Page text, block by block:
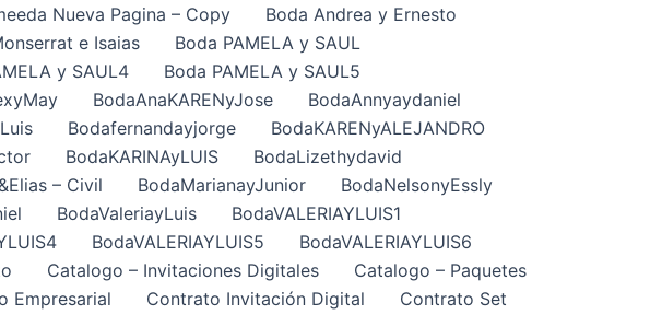
Nueva Pagina – Copy
Boda Andrea y Ernesto
e Isaias
Boda PAMELA y SAUL
y SAUL4
Boda PAMELA y SAUL5
BodaAnaKARENyJose
BodaAnnyaydaniel
Bodafernandayjorge
BodaKARENyALEJANDRO
BodaKARINAyLUIS
BodaLizethydavid
– Civil BodaMarianayJunior
BodaNelsonyEssly
BodaValeriayLuis
BodaVALERIAYLUIS1
BodaVALERIAYLUIS5
BodaVALERIAYLUIS6
Catalogo – Invitaciones Digitales
Catalogo – Paquetes
Empresarial Contrato Invitación Digital
Contrato Set